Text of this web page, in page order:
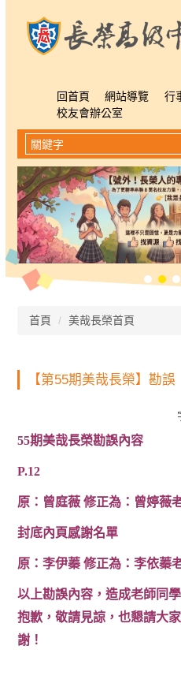
回首頁 網站導覽 行
校友會辦公室
首頁 美哉長榮首頁
【第55期美哉長榮】勘誤
55期美哉長榮勘誤內容
P.12
原：曾庭薇 修正為：曾婷薇
封底內頁感謝名單
原：李伊蓁 修正為：李依蓁
以上勘誤內容，造成老師同
抱歉，敬請見諒，也懇請大
謝！